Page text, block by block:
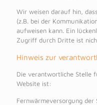
Wir weisen darauf hin,
(z.B. bei der
aufweisen kann. Ein
Zugriff durch Dritte ist
Hinweis zur
Die verantwortliche Stelle
Website ist:
Fernwärmeversorgung der